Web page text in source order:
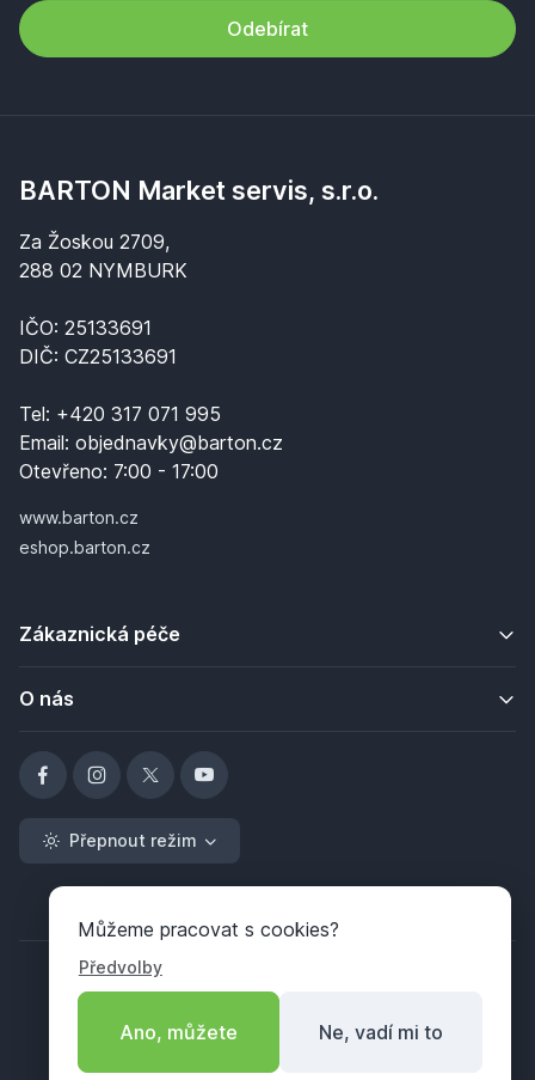
Odebírat
BARTON Market servis, s.r.o.
Za Žoskou 2709,
288 02 NYMBURK
IČO: 25133691
DIČ: CZ25133691
Tel: +420 317 071 995
Email: objednavky@barton.cz
Otevřeno: 7:00 - 17:00
www.barton.cz
eshop.barton.cz
Zákaznická péče
O nás
Přepnout režim
Můžeme pracovat s cookies?
Předvolby
Ano, můžete Ne, vadí mi to